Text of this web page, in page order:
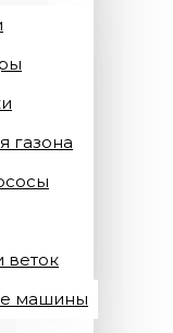
газона
веток
машины